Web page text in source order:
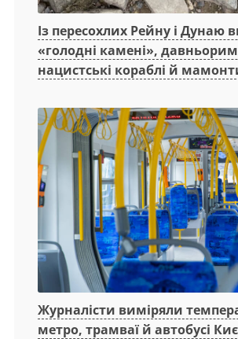
Із пересохлих Рейну і Дунаю
«голодні камені»,
нацистські кораблі й
Журналісти виміряли
метро, трамваї й автобусі